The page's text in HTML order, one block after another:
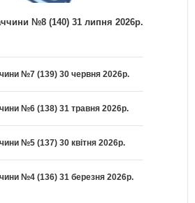
№8 (140) 31 липня 2026р.
№7 (139) 30 червня 2026р.
№6 (138) 31 травня 2026р.
№5 (137) 30 квітня 2026р.
№4 (136) 31 березня 2026р.